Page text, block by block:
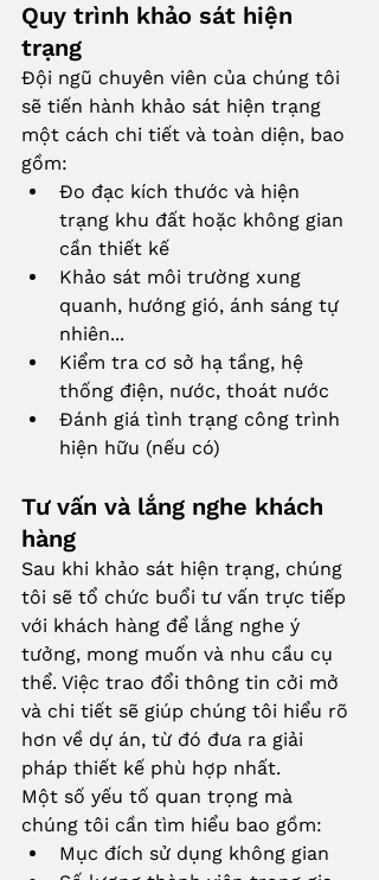
Quy trình khảo sát hiện
trạng
Đội ngũ chuyên viên của chúng tôi
sẽ tiến hành khảo sát hiện trạng
một cách chi tiết và toàn diện, bao
gồm:
Đo đạc kích thước và hiện
trạng khu đất hoặc không gian
cần thiết kế
Khảo sát môi trường xung
quanh, hướng gió, ánh sáng tự
nhiên...
Kiểm tra cơ sở hạ tầng, hệ
thống điện, nước, thoát nước
Đánh giá tình trạng công trình
hiện hữu (nếu có)
Tư vấn và lắng nghe khách
hàng
Sau khi khảo sát hiện trạng, chúng
tôi sẽ tổ chức buổi tư vấn trực tiếp
với khách hàng để lắng nghe ý
tưởng, mong muốn và nhu cầu cụ
thể. Việc trao đổi thông tin cởi mở
và chi tiết sẽ giúp chúng tôi hiểu rõ
hơn về dự án, từ đó đưa ra giải
pháp thiết kế phù hợp nhất.
Một số yếu tố quan trọng mà
chúng tôi cần tìm hiểu bao gồm:
Mục đích sử dụng không gian